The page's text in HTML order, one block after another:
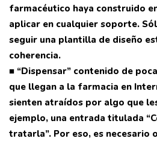
farmacéutico haya construido
aplicar en cualquier soporte.
seguir una plantilla de diseño
coherencia.
■ “Dispensar” contenido de
que llegan a la farmacia en
sienten atraídos por algo que
ejemplo, una entrada titulada
tratarla”. Por eso, es necesario